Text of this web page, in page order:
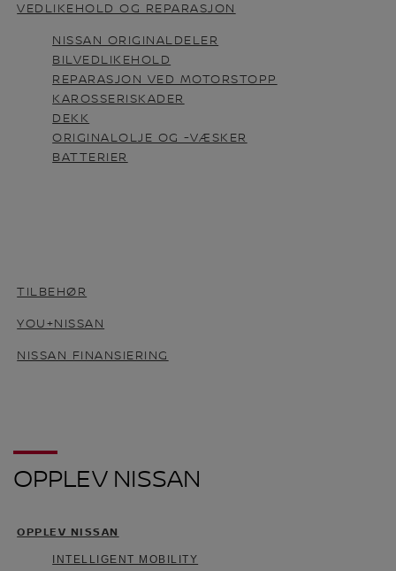
VEDLIKEHOLD OG REPARASJON
NISSAN ORIGINALDELER
BILVEDLIKEHOLD
REPARASJON VED MOTORSTOPP
KAROSSERISKADER
DEKK
ORIGINALOLJE OG -VÆSKER
BATTERIER
TILBEHØR
YOU+NISSAN
NISSAN FINANSIERING
OPPLEV NISSAN
OPPLEV NISSAN
INTELLIGENT MOBILITY